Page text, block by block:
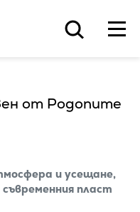
от Родопите
и усещане,
пласт